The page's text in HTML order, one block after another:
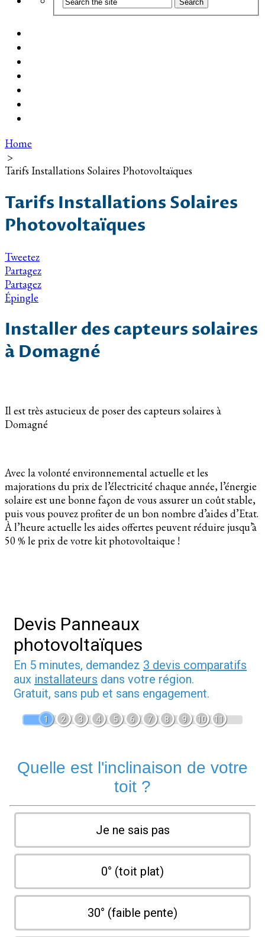
Home
>
Tarifs Installations Solaires Photovoltaïques
Tarifs Installations Solaires
Photovoltaïques
Tweetez
Partagez
Partagez
Épingle
Installer des capteurs solaires
à Domagné
Il est très astucieux de poser des capteurs solaires à
Domagné
Avec la volonté environnemental actuelle et les
majorations du prix de l’électricité chaque année, l’énergie
solaire est une bonne façon de vous assurer un coût stable,
puis vous pouvez profiter de un bon nombre d’aides d’Etat.
À l’heure actuelle les aides offertes peuvent réduire jusqu’à
50 % le prix de votre kit photovoltaique !
Devis Panneaux
photovoltaïques
En 5 minutes, demandez 3 devis comparatifs
aux installateurs dans votre région.
Gratuit, sans pub et sans engagement.
1 2 3 4 5 6 7 8 9 10 11
Quelle est l'inclinaison de votre
toit ?
Je ne sais pas
0° (toit plat)
30° (faible pente)